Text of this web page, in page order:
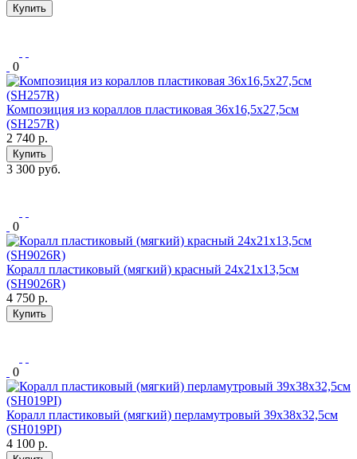
Купить
0
Композиция из кораллов пластиковая 36х16,5х27,5см
(SH257R)
2 740 р.
Купить
3 300 руб.
0
Коралл пластиковый (мягкий) красный 24x21x13,5см
(SH9026R)
4 750 р.
Купить
0
Коралл пластиковый (мягкий) перламутровый 39х38х32,5см
(SH019PI)
4 100 р.